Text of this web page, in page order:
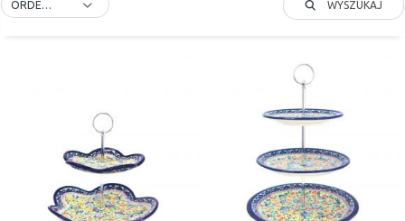
ORDER BY DEFAULT WYSZUKAJ